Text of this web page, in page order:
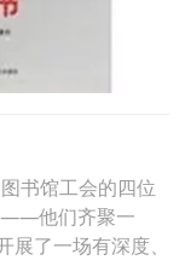
书馆工会的四位
——他们齐聚一
了一场有深度、